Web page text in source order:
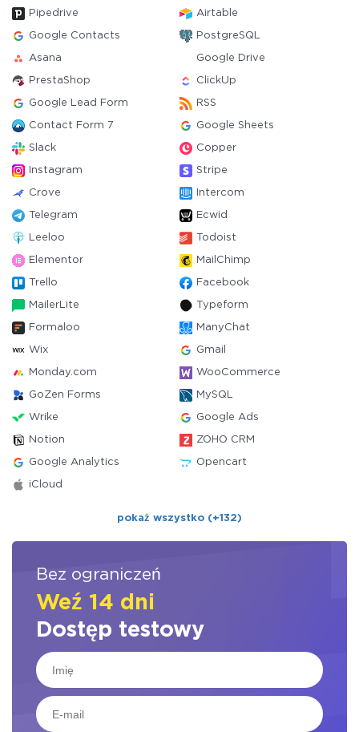
Pipedrive Airtable
Google Contacts PostgreSQL
Asana Google Drive
PrestaShop ClickUp
Google Lead Form RSS
Contact Form 7 Google Sheets
Slack Copper
Instagram Stripe
Crove Intercom
Telegram Ecwid
Leeloo Todoist
Elementor MailChimp
Trello Facebook
MailerLite Typeform
Formaloo ManyChat
Wix Gmail
Monday.com WooCommerce
GoZen Forms MySQL
Wrike Google Ads
Notion ZOHO CRM
Google Analytics Opencart
iCloud
pokaż wszystko (+132)
Bez ograniczeń
Weź 14 dni
Dostęp testowy